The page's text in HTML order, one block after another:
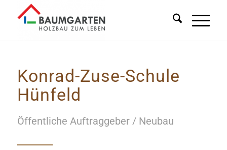
Konrad-Zuse-Schule
Hünfeld
Öffentliche Auftraggeber / Neubau